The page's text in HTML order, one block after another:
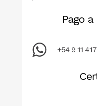
Pago
+54 9 11